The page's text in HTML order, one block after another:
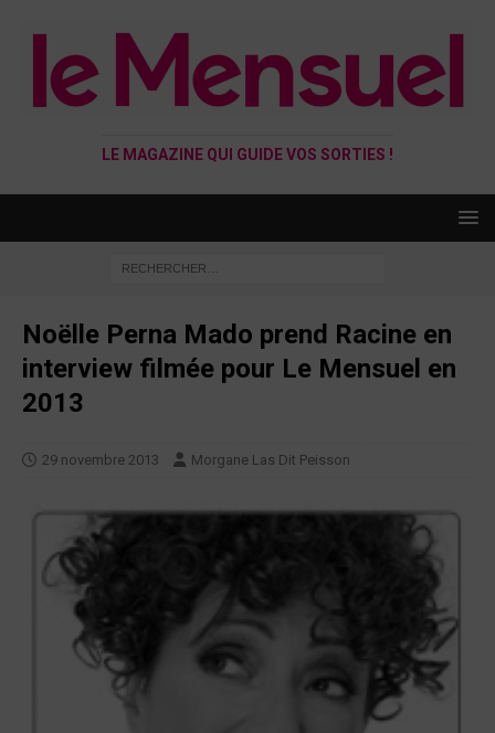
LE MAGAZINE QUI GUIDE VOS SORTIES !
Noëlle Perna Mado prend Racine en
interview filmée pour Le Mensuel en
2013
29 novembre 2013 Morgane Las Dit Peisson